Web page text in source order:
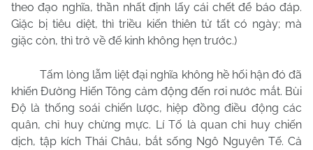
theo đạo nghĩa, thần nhất định lấy cái chết để báo đáp.
Giặc bị tiêu diệt, thì triều kiến thiên tử tất có ngày; mà
giặc còn, thì trở về đế kinh không hẹn trước.)
Tấm lòng lẫm liệt đại nghĩa không hề hối hận đó đã
khiến Đường Hiến Tông cảm động đến rơi nước mắt. Bùi
Độ là thống soái chiến lược, hiệp đồng điều động các
quân, chỉ huy chừng mực. Lí Tố là quan chỉ huy chiến
dịch, tập kích Thái Châu, bắt sống Ngô Nguyên Tế. Cả